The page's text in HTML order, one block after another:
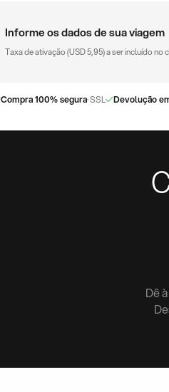
Informe os dados de sua viagem
Taxa de ativação (USD5,95) a ser incluído no
Compra 100% segura· SSL Devolução
Dê